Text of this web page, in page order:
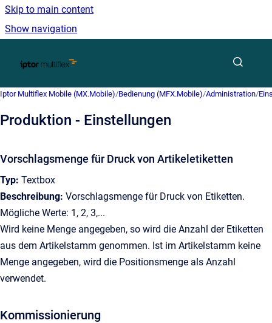
Skip to main content
Show navigation
Iptor Multiflex Mobile (MX.Mobile)/Bedienung (MFX.Mobile)/Administration/
Produktion - Einstellungen
Vorschlagsmenge für Druck von Artikeletiketten
Typ: Textbox
Beschreibung: Vorschlagsmenge für Druck von Etiketten.
Mögliche Werte: 1, 2, 3,...
Wird keine Menge angegeben, so wird die Anzahl der Etiketten
aus dem Artikelstamm genommen. Ist im Artikelstamm keine
Menge angegeben, wird die Positionsmenge als Anzahl
verwendet.
Kommissionierung